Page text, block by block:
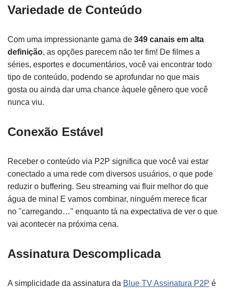
Variedade de Conteúdo
Com uma impressionante gama de 349 canais em alta
definição, as opções parecem não ter fim! De filmes a
séries, esportes e documentários, você vai encontrar todo
tipo de conteúdo, podendo se aprofundar no que mais
gosta ou ainda dar uma chance àquele gênero que você
nunca viu.
Conexão Estável
Receber o conteúdo via P2P significa que você vai estar
conectado a uma rede com diversos usuários, o que pode
reduzir o buffering. Seu streaming vai fluir melhor do que
água de mina! E vamos combinar, ninguém merece ficar
no "carregando…" enquanto tá na expectativa de ver o que
vai acontecer na próxima cena.
Assinatura Descomplicada
A simplicidade da assinatura da Blue TV Assinatura P2P é